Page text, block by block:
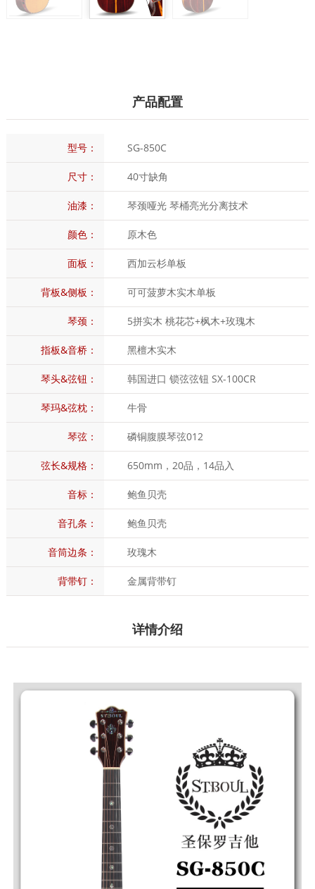
产品配置
型号： SG-850C
尺寸： 40寸缺角
油漆： 琴颈哑光 琴桶亮光分离技术
颜色： 原木色
面板： 西加云杉单板
背板&侧板： 可可菠萝木实木单板
琴颈： 5拼实木 桃花芯+枫木+玫瑰木
指板&音桥： 黑檀木实木
琴头&弦钮： 韩国进口 锁弦弦钮 SX-100CR
琴玛&弦枕： 牛骨
琴弦： 磷铜腹膜琴弦012
弦长&规格： 650mm，20品，14品入
音标： 鲍鱼贝壳
音孔条： 鲍鱼贝壳
音筒边条： 玫瑰木
背带钉： 金属背带钉
详情介绍